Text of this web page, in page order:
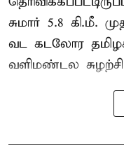
சுமார் 5.8 கி.மீ.
வட கடலோர
வளிமண்டல சுழற்சி